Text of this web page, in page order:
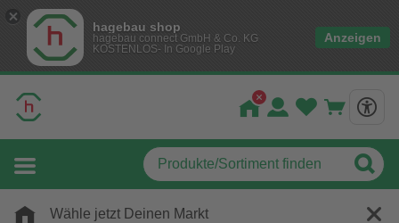
hagebau shop
hagebau connect GmbH & Co. KG
KOSTENLOS- In Google Play
Anzeigen
Wähle jetzt Deinen Markt